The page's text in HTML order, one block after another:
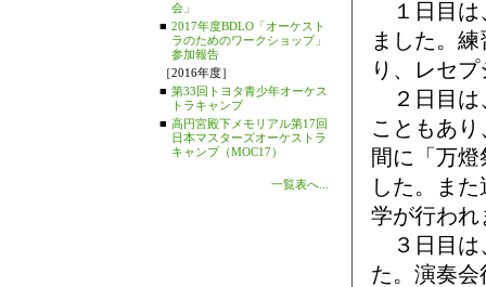
会」
■ 2017年度BDLO「オーケスト
ラのためのワークショップ」
参加報告
［2016年度］
■ 第33回トヨタ青少年オーケス
トラキャンプ
■ 高円宮殿下メモリアル第17回
日本マスターズオーケストラ
キャンプ（MOC17）
一覧表へ...
１日目は
ました。
り、レセ
２日目は
こともあ
間に「万
した。ま
学が行われ
３日目は
た。演奏